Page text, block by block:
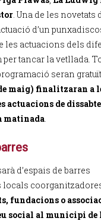
. Una de les novetats
d’un
les actuacions dels
tancar la vetllada.
seran
maig) finalitzaran a
actuacions de dissabte
matinada.
d’espais de barres
locals
fundacions o
social al municipi de